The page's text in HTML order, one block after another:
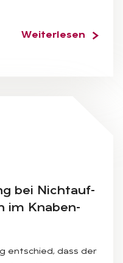
Weiterlesen
bei Nicht­auf­
im Kna­ben­
entschied, dass der